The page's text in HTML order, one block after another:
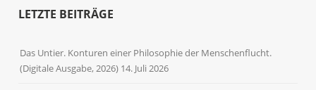
LETZTE BEITRÄGE
Das Untier. Konturen einer Philosophie der Menschenflucht.
(Digitale Ausgabe, 2026) 14. Juli 2026